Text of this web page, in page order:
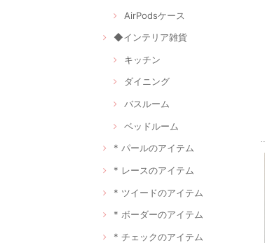
AirPodsケース
◆インテリア雑貨
キッチン
ダイニング
バスルーム
ベッドルーム
* パールのアイテム
* レースのアイテム
* ツイードのアイテム
* ボーダーのアイテム
* チェックのアイテム